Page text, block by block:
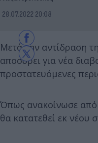
28.07.2022 20:08
Μετά την αντίδραση
αποσύρει για νέα
προστατευόμενες
Όπως ανακοίνωσε από
θα κατατεθεί εκ νέου